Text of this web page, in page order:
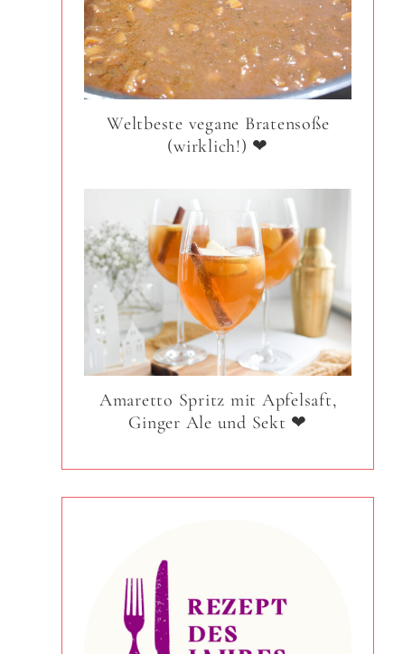
Weltbeste vegane Bratensoße
(wirklich!) ❤
Amaretto Spritz mit Apfelsaft,
Ginger Ale und Sekt ❤